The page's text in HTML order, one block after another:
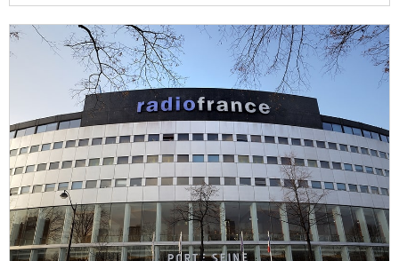
Lise Jolly, à Berlin, et Valérie Crova, à Beyrouth, nouvelles
envoyées spéciales de Radio France.